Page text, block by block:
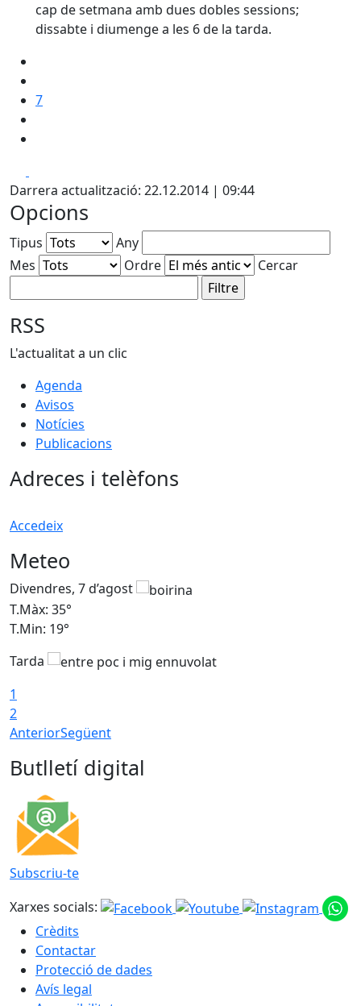
cap de setmana amb dues dobles sessions;
dissabte i diumenge a les 6 de la tarda.
7
Darrera actualització: 22.12.2014 | 09:44
Opcions
Tipus
Any
Mes
Ordre Cercar
RSS
L'actualitat a un clic
Agenda
Avisos
Notícies
Publicacions
Adreces i telèfons
Accedeix
Meteo
Divendres, 7 d’agost
T.Màx: 35°
T.Min: 19°
Tarda
1
2
AnteriorSegüent
Butlletí digital
Subscriu-te
Xarxes socials:
Crèdits
Contactar
Protecció de dades
Avís legal